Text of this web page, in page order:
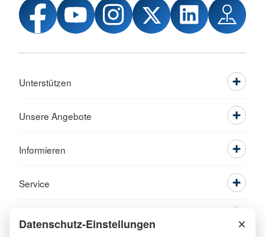
Unterstützen
Unsere Angebote
Informieren
Service
Datenschutz-Einstellungen ×